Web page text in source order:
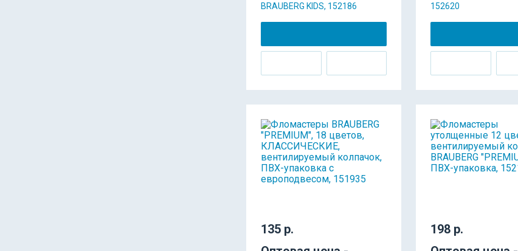
BRAUBERG KIDS, 152186
152620
135 р.
198 р.